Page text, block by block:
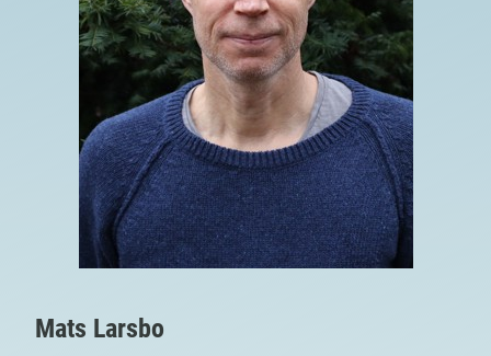
Mats Larsbo